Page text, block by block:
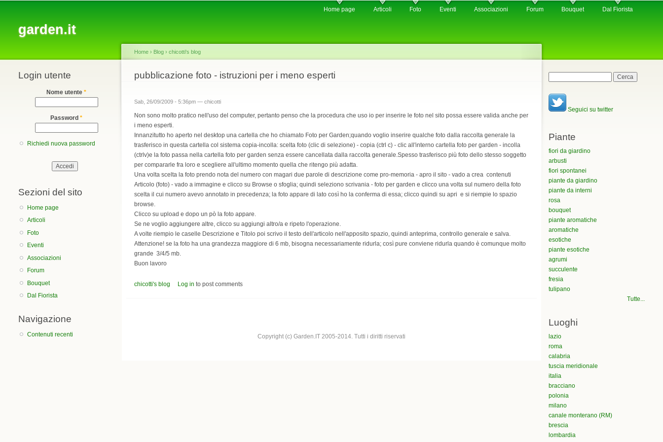
garden.it
Home page Articoli Foto Eventi Associazioni Forum Bouquet Dal Fiorista
Login utente
Nome utente *
Password *
Richiedi nuova password
Sezioni del sito
Home page
Articoli
Foto
Eventi
Associazioni
Forum
Bouquet
Dal Fiorista
Navigazione
Contenuti recenti
You are here
Home › Blog › chicotti's blog
pubblicazione foto - istruzioni per i meno esperti
Sab, 26/09/2009 - 5:36pm — chicotti
Non sono molto pratico nell'uso del computer, pertanto penso che la procedura che uso io per inserire le foto nel sito possa essere valida anche per
i meno esperti.
Innanzitutto ho aperto nel desktop una cartella che ho chiamato Foto per Garden;quando voglio inserire qualche foto dalla raccolta generale la
trasferisco in questa cartella col sistema copia-incolla: scelta foto (clic di selezione) - copia (ctrl c) - clic all'interno cartella foto per garden - incolla
(ctrlv)e la foto passa nella cartella foto per garden senza essere cancellata dalla raccolta generale.Spesso trasferisco più foto dello stesso soggetto
per compararle fra loro e scegliere all'ultimo momento quella che ritengo più adatta.
Una volta scelta la foto prendo nota del numero con magari due parole di descrizione come pro-memoria - apro il sito - vado a crea contenuti
Articolo (foto) - vado a immagine e clicco su Browse o sfoglia; quindi seleziono scrivania - foto per garden e clicco una volta sul numero della foto
scelta il cui numero avevo annotato in precedenza; la foto appare di lato così ho la conferma di essa; clicco quindi su apri e si riempie lo spazio
browse.
Clicco su upload e dopo un pò la foto appare.
Se ne voglio aggiungere altre, clicco su aggiungi altro/a e ripeto l'operazione.
A volte riempio le caselle Descrizione e Titolo poi scrivo il testo dell'articolo nell'apposito spazio, quindi anteprima, controllo generale e salva.
Attenzione! se la foto ha una grandezza maggiore di 6 mb, bisogna necessariamente ridurla; così pure conviene ridurla quando è comunque molto
grande 3/4/5 mb.
Buon lavoro
chicotti's blog Log in to post comments
Copyright (c) Garden.IT 2005-2014. Tutti i diritti riservati
Maschera di ricerca
Seguici su twitter
Piante
fiori da giardino
arbusti
fiori spontanei
piante da giardino
piante da interni
rosa
bouquet
piante aromatiche
aromatiche
esotiche
piante esotiche
agrumi
succulente
fresia
tulipano
Tutte...
Luoghi
lazio
roma
calabria
tuscia meridionale
italia
bracciano
polonia
milano
canale monterano (RM)
brescia
lombardia